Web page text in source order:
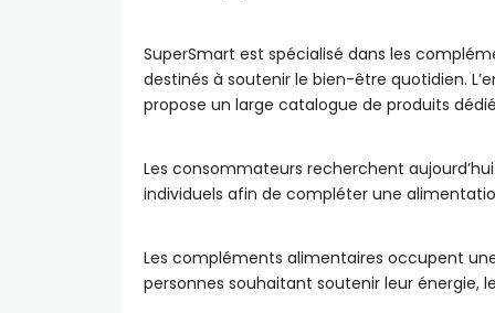
SuperSmart est spécialisé dans les
destinés à soutenir le bien-être quotidien.
propose un large catalogue de produits
Les consommateurs recherchent
individuels afin de compléter une
Les compléments alimentaires occupent
personnes souhaitant soutenir leur énergie,